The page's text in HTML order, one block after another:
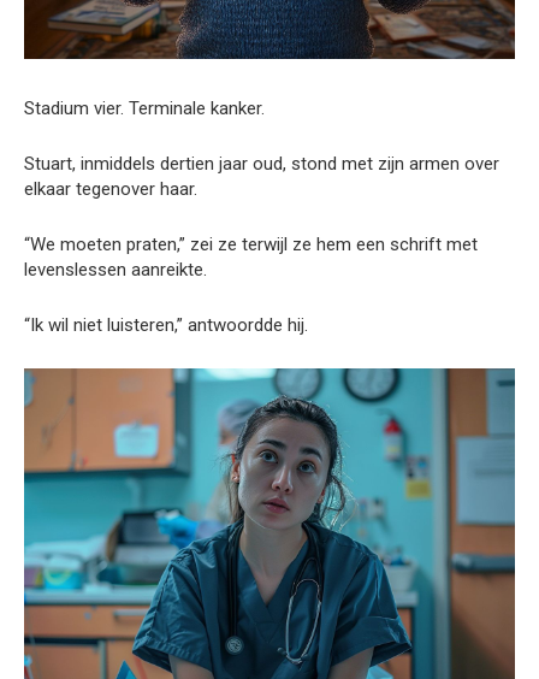
Stadium vier. Terminale kanker.
Stuart, inmiddels dertien jaar oud, stond met zijn armen over
elkaar tegenover haar.
“We moeten praten,” zei ze terwijl ze hem een schrift met
levenslessen aanreikte.
“Ik wil niet luisteren,” antwoordde hij.